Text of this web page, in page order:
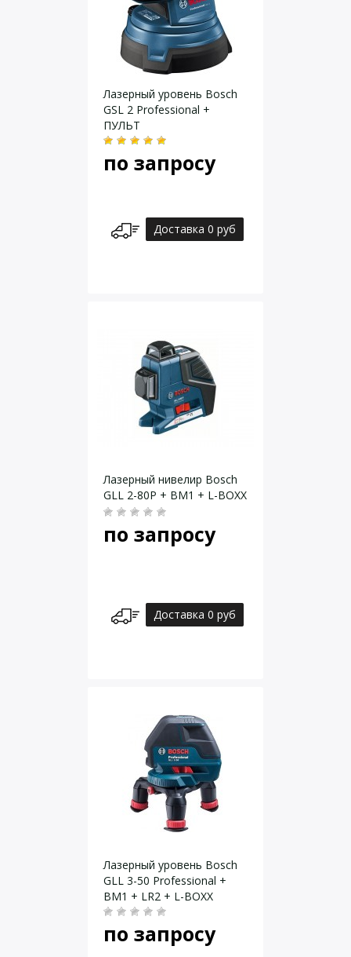
Лазерный уровень Bosch
GSL 2 Professional +
ПУЛЬТ
по запросу
Доставка 0 руб
Лазерный нивелир Bosch
GLL 2-80P + BM1 + L-BOXX
по запросу
Доставка 0 руб
Лазерный уровень Bosch
GLL 3-50 Professional +
BM1 + LR2 + L-BOXX
по запросу